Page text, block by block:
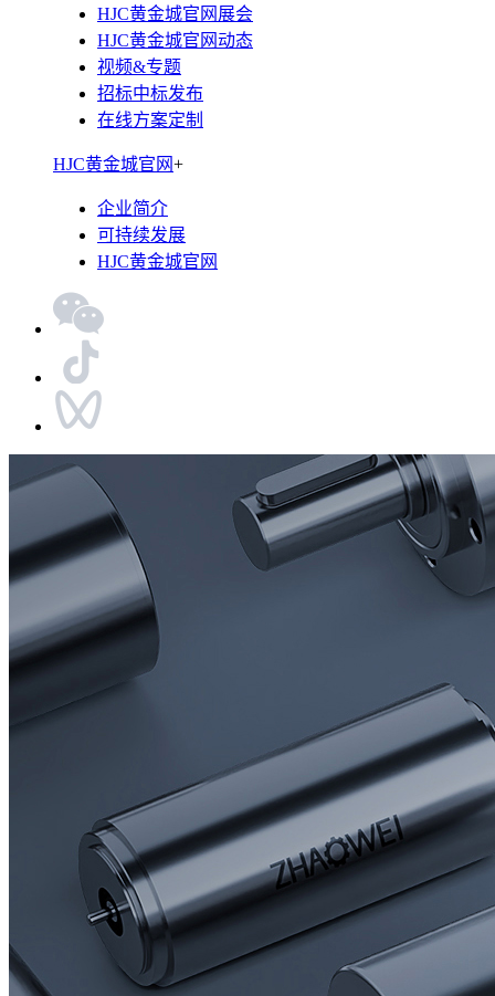
HJC黄金城官网展会
HJC黄金城官网动态
视频&专题
招标中标发布
在线方案定制
HJC黄金城官网+
企业简介
可持续发展
HJC黄金城官网